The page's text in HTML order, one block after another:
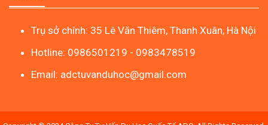
Trụ sở chính: 35 Lê Văn Thiêm, Thanh Xuân, Hà Nội
Hotline: 0986501219 - 0983478519
Email: adctuvanduhoc@gmail.com